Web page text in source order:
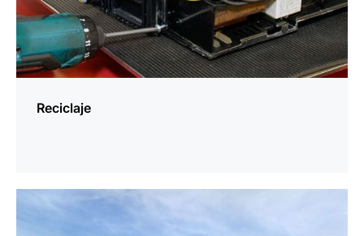
Reciclaje